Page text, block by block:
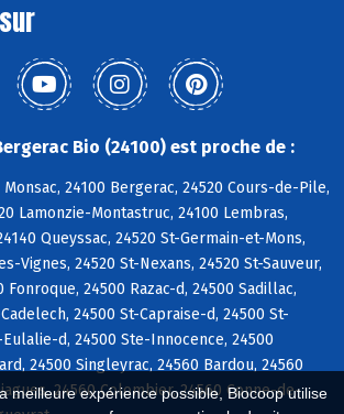
meilleure expérience possible, Biocoop utilise
Bio (24100) est proche de :
Monsac, 24100 Bergerac, 24520 Cours-de-Pile,
Lamonzie-Montastruc, 24100 Lembras,
Queyssac, 24520 St-Germain-et-Mons,
Vignes, 24520 St-Nexans, 24520 St-Sauveur,
Fonroque, 24500 Razac-d, 24500 Sadillac,
24500 St-Capraise-d, 24500 St-
d, 24500 Ste-Innocence, 24500
24500 Singleyrac, 24560 Bardou, 24560
24560 Colombier, 24560 Conne-de-